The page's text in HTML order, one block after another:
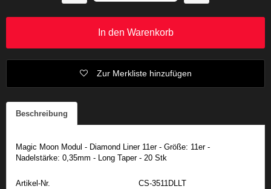
In den Warenkorb
Zur Merkliste hinzufügen
Beschreibung
Magic Moon Modul - Diamond Liner 11er - Größe: 11er -
Nadelstärke: 0,35mm - Long Taper - 20 Stk
Artikel-Nr.
CS-3511DLLT